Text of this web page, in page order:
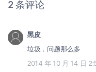
2 条评论
黑皮
垃圾，问题那么多
2014 年 10 月 14 日